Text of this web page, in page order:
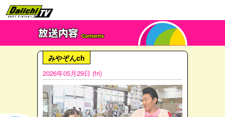
みやぞんch
2026年05月29日 (fri)